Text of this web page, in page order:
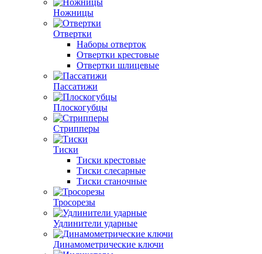
Ножницы
Отвертки
Наборы отверток
Отвертки крестовые
Отвертки шлицевые
Пассатижи
Плоскогубцы
Стрипперы
Тиски
Тиски крестовые
Тиски слесарные
Тиски станочные
Тросорезы
Удлинители ударные
Динамометрические ключи